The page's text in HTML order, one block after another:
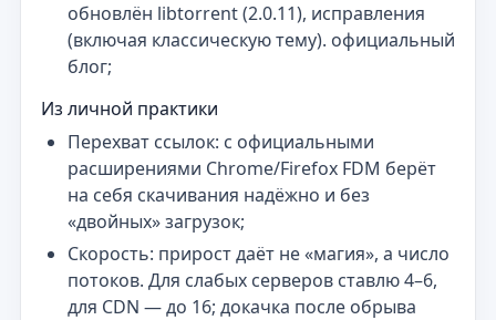
обновлён libtorrent (2.0.11), исправления
(включая классическую тему). официальный
блог;
Из личной практики
Перехват ссылок: с официальными
расширениями Chrome/Firefox FDM берёт
на себя скачивания надёжно и без
«двойных» загрузок;
Скорость: прирост даёт не «магия», а число
потоков. Для слабых серверов ставлю 4–6,
для CDN — до 16; докачка после обрыва